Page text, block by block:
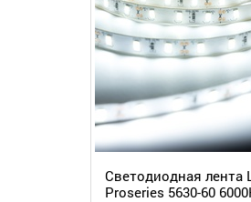
Светодиодная лента
Proseries 5630-60